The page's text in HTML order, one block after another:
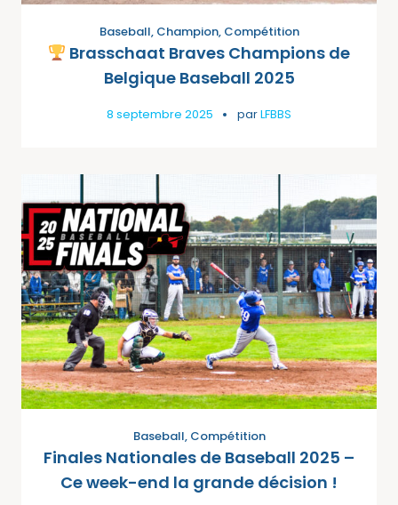
Baseball, Champion, Compétition
Brasschaat Braves Champions de
Belgique Baseball 2025
8 septembre 2025 parLFBBS
Baseball, Compétition
Finales Nationales de Baseball 2025 –
Ce week-end la grande décision !